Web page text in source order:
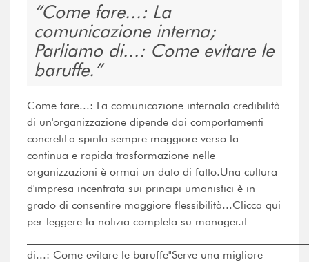
Come fare...: La
comunicazione interna;
Parliamo di...: Come evitare le
baruffe.
Come fare...: La comunicazione internala credibilità
di un'organizzazione dipende dai comportamenti
concretiLa spinta sempre maggiore verso la
continua e rapida trasformazione nelle
organizzazioni è ormai un dato di fatto.Una cultura
d'impresa incentrata sui principi umanistici è in
grado di consentire maggiore flessibilità...Clicca qui
per leggere la notizia completa su manager.it
di...: Come evitare le baruffe"Serve una migliore